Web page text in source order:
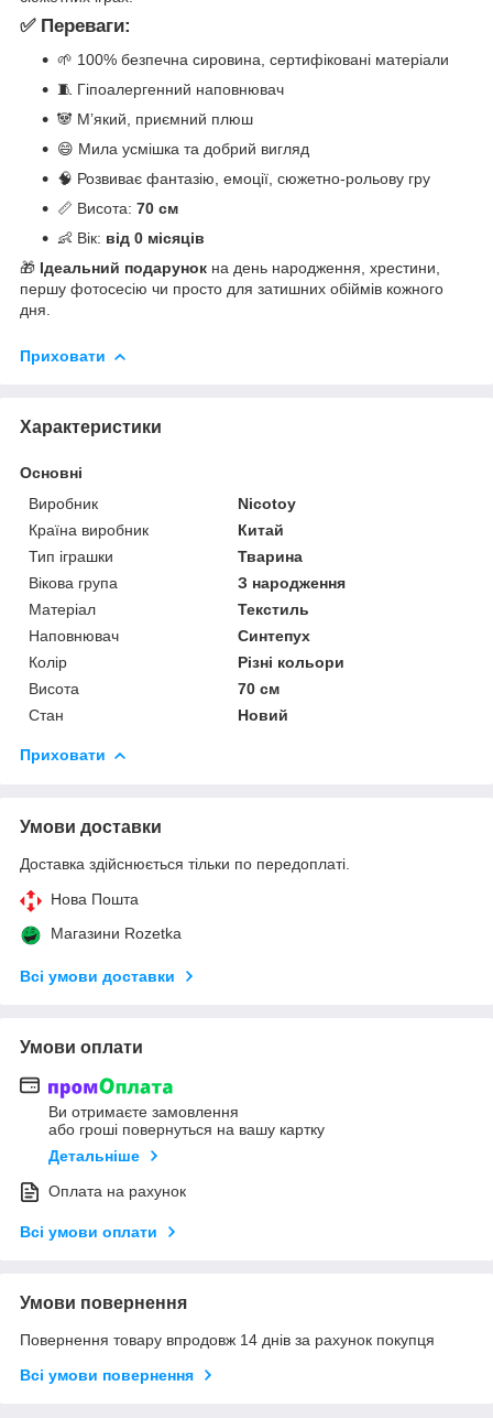
✅ Переваги:
🌱 100% безпечна сировина, сертифіковані матеріали
🧵 Гіпоалергенний наповнювач
🐼 М’який, приємний плюш
😄 Мила усмішка та добрий вигляд
🧠 Розвиває фантазію, емоції, сюжетно-рольову гру
📏 Висота: 70 см
👶 Вік: від 0 місяців
🎁 Ідеальний подарунок на день народження, хрестини,
першу фотосесію чи просто для затишних обіймів кожного
дня.
Приховати
Характеристики
Основні
Виробник
Nicotoy
Країна виробник
Китай
Тип іграшки
Тварина
Вікова група
З народження
Матеріал
Текстиль
Наповнювач
Синтепух
Колір
Різні кольори
Висота
70 см
Стан
Новий
Приховати
Умови доставки
Доставка здійснюється тільки по передоплаті.
Нова Пошта
Магазини Rozetka
Всі умови доставки
Умови оплати
Ви отримаєте замовлення
або гроші повернуться на вашу картку
Детальніше
Оплата на рахунок
Всі умови оплати
Умови повернення
Повернення товару впродовж 14 днів за рахунок покупця
Всі умови повернення